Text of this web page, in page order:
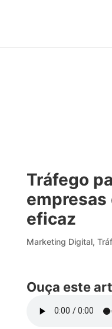
Tráfego
empresas
eficaz
Marketing Digital,
Ouça este